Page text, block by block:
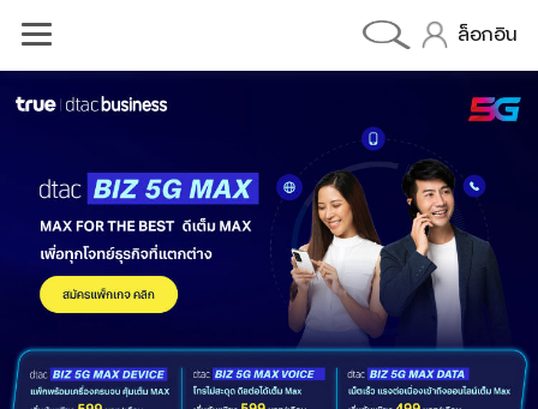
ล็อกอิน
dtac BIZ 5G MAX DATA
dtac BIZ 5G MAX VOICE
dtac BIZ 5G MAX DEVICE
OneCall